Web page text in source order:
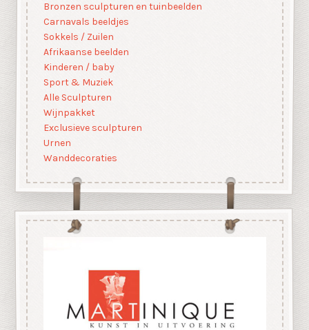
Bronzen sculpturen en tuinbeelden
Carnavals beeldjes
Sokkels / Zuilen
Afrikaanse beelden
Kinderen / baby
Sport & Muziek
Alle Sculpturen
Wijnpakket
Exclusieve sculpturen
Urnen
Wanddecoraties